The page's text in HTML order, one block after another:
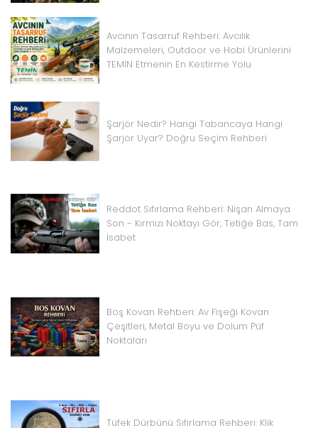
Avcının Tasarruf Rehberi: Avcılık
Malzemeleri, Outdoor ve Hobi Ürünlerini
TEMİN Etmenin En Kestirme Yolu
Şarjör Nedir? Hangi Tabancaya Hangi
Şarjör Uyar? Doğru Seçim Rehberi
Reddot Sıfırlama Rehberi: Nişan Almaya
Son - Kırmızı Noktayı Gör, Tetiğe Bas, Tam
İsabet
Boş Kovan Rehberi: Av Fişeği Kovan
Çeşitleri, Metal Boyu ve Dolum Püf
Noktaları
Tüfek Dürbünü Sıfırlama Rehberi: Klik